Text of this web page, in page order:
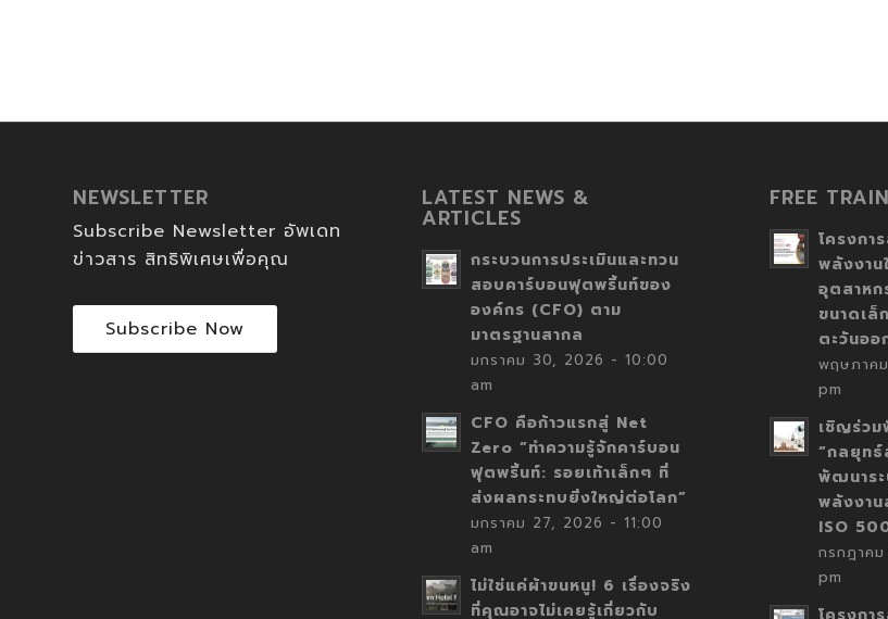
NEWSLETTER
Subscribe Newsletter อัพเดท
ข่าวสาร สิทธิพิเศษเพื่อคุณ
Subscribe Now
LATEST NEWS &
ARTICLES
กระบวนการประเมินและทวน
สอบคาร์บอนฟุตพริ้นท์ของ
องค์กร (CFO) ตาม
มาตรฐานสากล
มกราคม 30, 2026 - 10:00
am
CFO คือก้าวแรกสู่ Net
Zero “ทำความรู้จักคาร์บอน
ฟุตพริ้นท์: รอยเท้าเล็กๆ ที่
ส่งผลกระทบยิ่งใหญ่ต่อโลก”
มกราคม 27, 2026 - 11:00
am
ไม่ใช่แค่ผ้าขนหนู! 6 เรื่องจริง
ที่คุณอาจไม่เคยรู้เกี่ยวกับ
FREE
โครงกา
พลังงาน
อุตสาหก
ขนาดเล็
ตะวันออ
พฤษภาค
pm
เชิญร่วม
“กลยุทธ์
พัฒนาระ
พลังงาน
ISO
กรกฎาค
pm